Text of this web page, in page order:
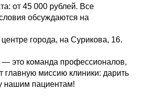
от 45 000 рублей. Все
обсуждаются на
города, на Сурикова, 16.
это команда профессионалов,
главную миссию клиники: дарить
нашим пациентам!